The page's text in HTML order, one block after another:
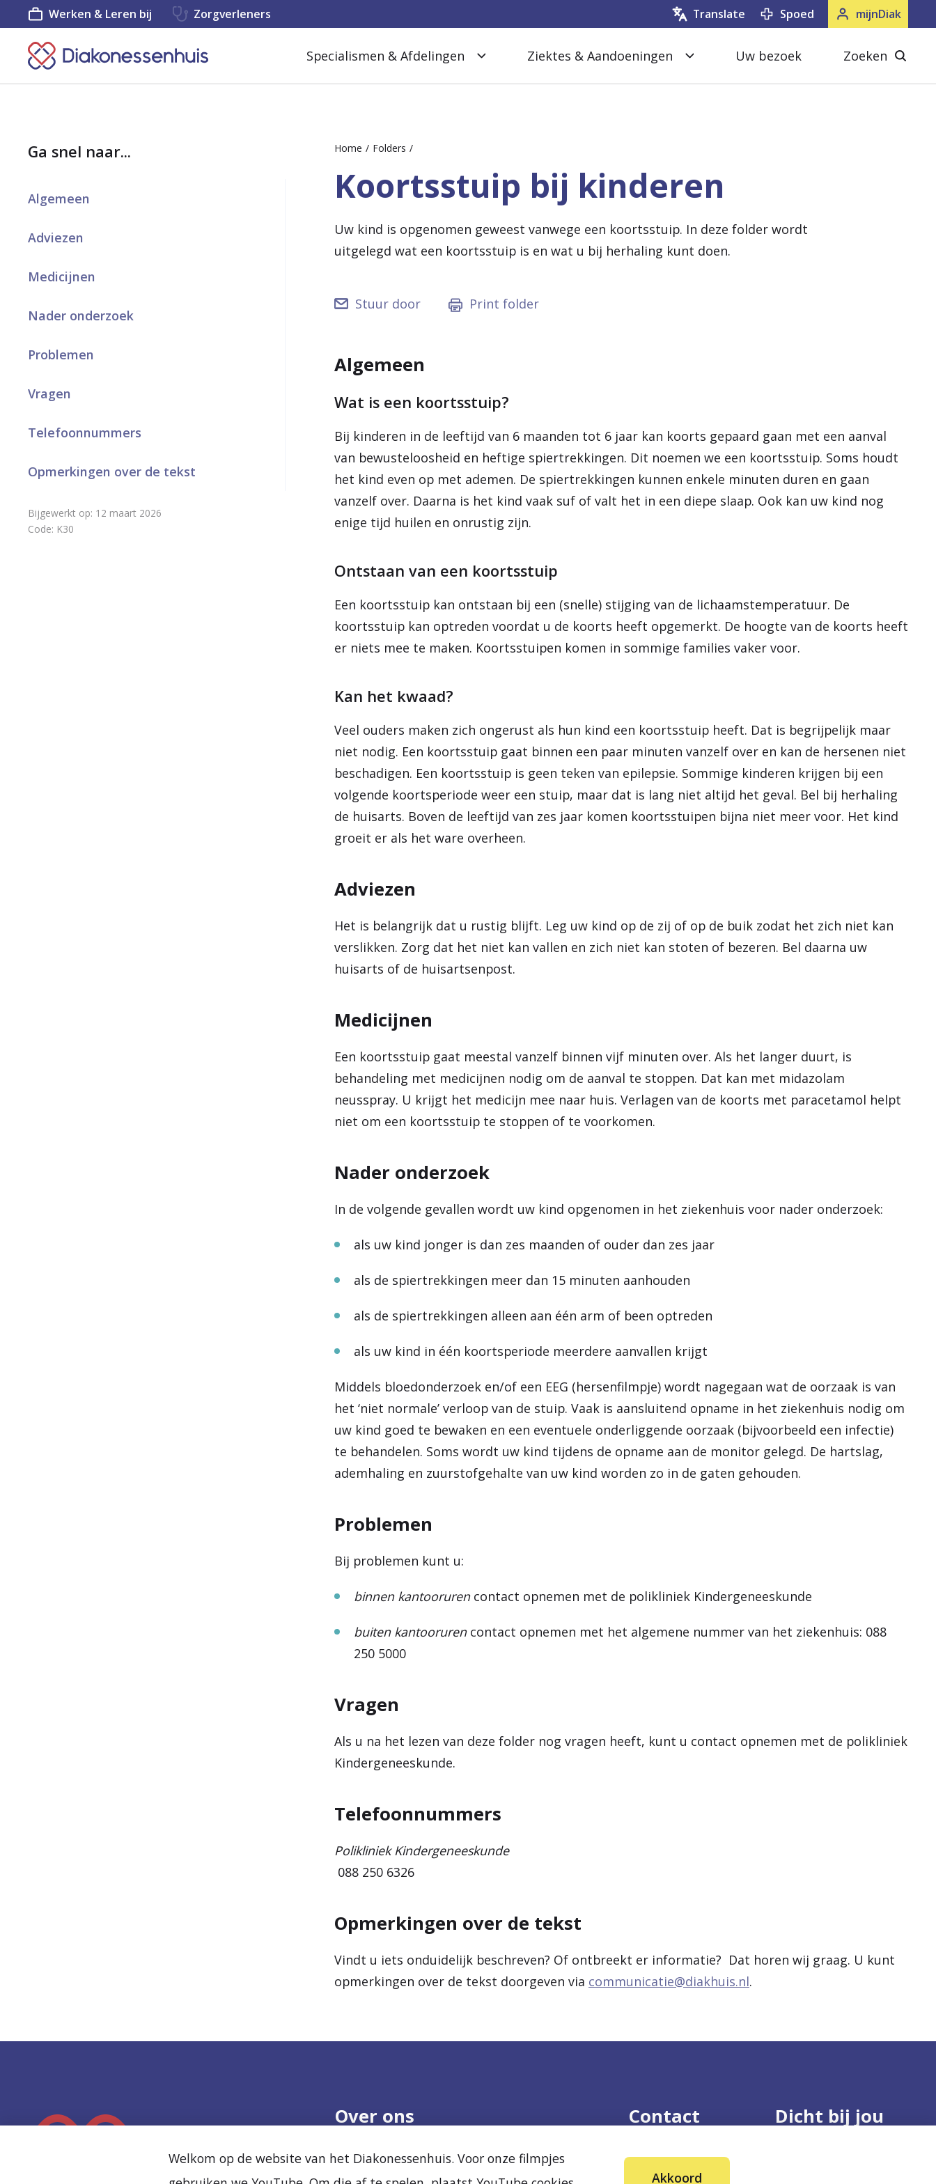
K
e
t
r
u
n
r
h
m
e
p
Specialismen & Afdelingen Ziektes & Aandoeningen Uw bezoek
Zoeken
Werken & Leren bij Zorgverleners mijnDiak
Spoed
Translate
Ga snel naar...
Algemeen
Adviezen
Medicijnen
Nader onderzoek
Problemen
Vragen
Telefoonnummers
Opmerkingen over de tekst
Bijgewerkt op: 12 maart 2026
Code: K30
Home Folders
Koortsstuip bij kinderen
Uw kind is opgenomen geweest vanwege een koortsstuip. In deze folder wordt
uitgelegd wat een koortsstuip is en wat u bij herhaling kunt doen.
Stuur door Print folder
Algemeen
Wat is een koortsstuip?
Bij kinderen in de leeftijd van 6 maanden tot 6 jaar kan koorts gepaard gaan met een aanval
van bewusteloosheid en heftige spiertrekkingen. Dit noemen we een koortsstuip. Soms houdt
het kind even op met ademen. De spiertrekkingen kunnen enkele minuten duren en gaan
vanzelf over. Daarna is het kind vaak suf of valt het in een diepe slaap. Ook kan uw kind nog
enige tijd huilen en onrustig zijn.
Ontstaan van een koortsstuip
Een koortsstuip kan ontstaan bij een (snelle) stijging van de lichaamstemperatuur. De
koortsstuip kan optreden voordat u de koorts heeft opgemerkt. De hoogte van de koorts heeft
er niets mee te maken. Koortsstuipen komen in sommige families vaker voor.
Kan het kwaad?
Veel ouders maken zich ongerust als hun kind een koortsstuip heeft. Dat is begrijpelijk maar
niet nodig. Een koortsstuip gaat binnen een paar minuten vanzelf over en kan de hersenen niet
beschadigen. Een koortsstuip is geen teken van epilepsie. Sommige kinderen krijgen bij een
volgende koortsperiode weer een stuip, maar dat is lang niet altijd het geval. Bel bij herhaling
de huisarts. Boven de leeftijd van zes jaar komen koortsstuipen bijna niet meer voor. Het kind
groeit er als het ware overheen.
Adviezen
Het is belangrijk dat u rustig blijft. Leg uw kind op de zij of op de buik zodat het zich niet kan
verslikken. Zorg dat het niet kan vallen en zich niet kan stoten of bezeren. Bel daarna uw
huisarts of de huisartsenpost.
Medicijnen
Een koortsstuip gaat meestal vanzelf binnen vijf minuten over. Als het langer duurt, is
behandeling met medicijnen nodig om de aanval te stoppen. Dat kan met midazolam
neusspray. U krijgt het medicijn mee naar huis. Verlagen van de koorts met paracetamol helpt
niet om een koortsstuip te stoppen of te voorkomen.
Nader onderzoek
In de volgende gevallen wordt uw kind opgenomen in het ziekenhuis voor nader onderzoek:
als uw kind jonger is dan zes maanden of ouder dan zes jaar
als de spiertrekkingen meer dan 15 minuten aanhouden
als de spiertrekkingen alleen aan één arm of been optreden
als uw kind in één koortsperiode meerdere aanvallen krijgt
Middels bloedonderzoek en/of een EEG (hersenfilmpje) wordt nagegaan wat de oorzaak is van
het ‘niet normale’ verloop van de stuip. Vaak is aansluitend opname in het ziekenhuis nodig om
uw kind goed te bewaken en een eventuele onderliggende oorzaak (bijvoorbeeld een infectie)
te behandelen. Soms wordt uw kind tijdens de opname aan de monitor gelegd. De hartslag,
ademhaling en zuurstofgehalte van uw kind worden zo in de gaten gehouden.
Problemen
Bij problemen kunt u:
binnen kantoorurencontact opnemen met de polikliniek Kindergeneeskunde
buiten kantoorurencontact opnemen met het algemene nummer van het ziekenhuis: 088
250 5000
Vragen
Als u na het lezen van deze folder nog vragen heeft, kunt u contact opnemen met de polikliniek
Kindergeneeskunde.
Telefoonnummers
Polikliniek Kindergeneeskunde
088 250 6326
Opmerkingen over de tekst
Vindt u iets onduidelijk beschreven? Of ontbreekt er informatie? Dat horen wij graag. U kunt
opmerkingen over de tekst doorgeven via communicatie@diakhuis.nl.
Welkom op de website van het Diakonessenhuis. Voor onze filmpjes
Akkoord
K
Over ons
Samenwerken
Agenda
Contact
Voor zorgverleners
Dicht bij jou